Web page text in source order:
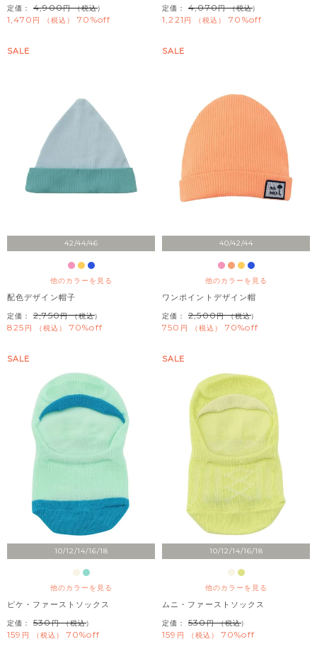
定価： 4,900 （税込）
1,470 税込 70%off
定価： 4,070 （税込）
1,221 税込 70%off
42/44/46
他のカラーを見る
SALE
配色デザイン帽子
定価： 2,750 （税込）
825 税込 70%off
40/42/44
他のカラーを見る
SALE
ワンポイントデザイン帽
定価： 2,500 （税込）
750 税込 70%off
10/12/14/16/18
他のカラーを見る
SALE
ピケ・ファーストソックス
定価： 530 （税込）
159 税込 70%off
10/12/14/16/18
他のカラーを見る
SALE
ムニ・ファーストソックス
定価： 530 （税込）
159 税込 70%off